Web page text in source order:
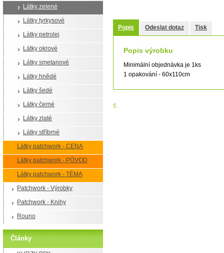
Látky zelené
Látky tyrkysové
Látky petrolej
Látky okrové
Látky smetanové
Látky hnědé
Látky šedé
Látky černé
Látky zlaté
Látky stříbrné
Látky patchwork - CENA
Látky patchwork - PŮVOD
Látky patchwork - TÉMA
Patchwork - Výrobky
Patchwork - Knihy
Rouno
Články
Popis Odeslat dotaz Tisk
Popis výrobku
Minimální objednávka je 1ks
1 opakování - 60x110cm
«